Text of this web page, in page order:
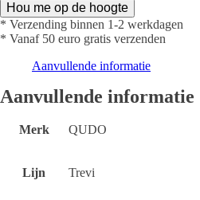
Hou me op de hoogte
* Verzending binnen 1-2 werkdagen
* Vanaf 50 euro gratis verzenden
Aanvullende informatie
Aanvullende informatie
Merk QUDO
Lijn Trevi